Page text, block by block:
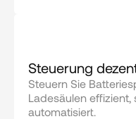
Steuerung
Steuern Sie
Ladesäulen
automatisiert.